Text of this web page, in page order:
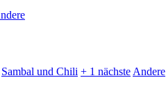
Sambal und Chili + 1 nächste Andere